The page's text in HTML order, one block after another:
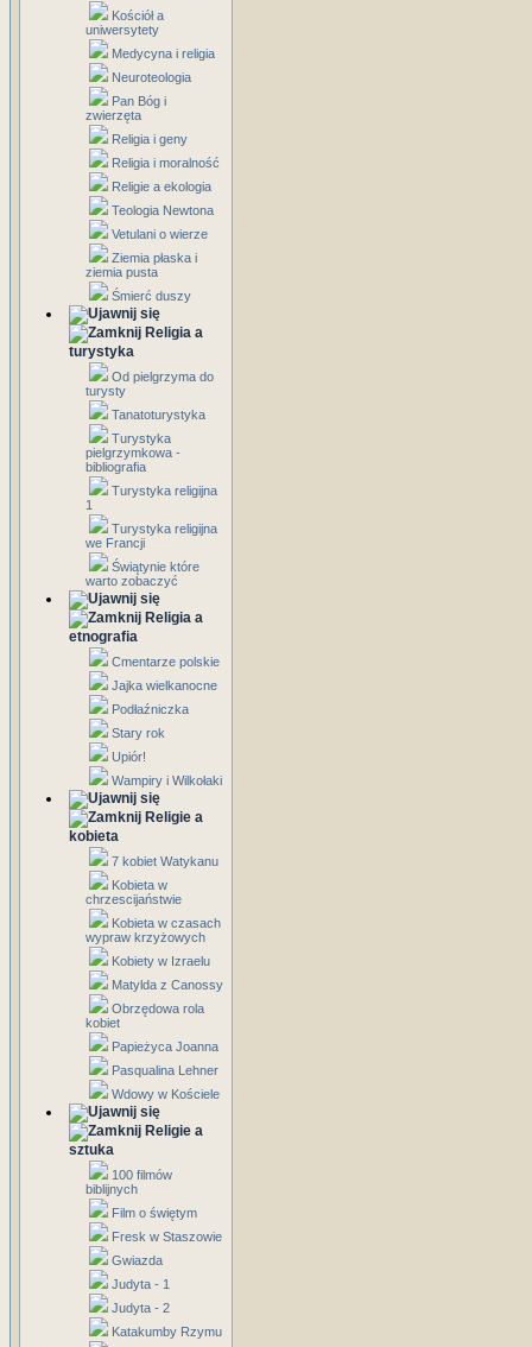
Kościół a
uniwersytety
Medycyna i religia
Neuroteologia
Pan Bóg i
zwierzęta
Religia i geny
Religia i moralność
Religie a ekologia
Teologia Newtona
Vetulani o wierze
Ziemia płaska i
ziemia pusta
Śmierć duszy
Religia a
turystyka
Od pielgrzyma do
turysty
Tanatoturystyka
Turystyka
pielgrzymkowa -
bibliografia
Turystyka religijna
1
Turystyka religijna
we Francji
Świątynie które
warto zobaczyć
Religia a
etnografia
Cmentarze polskie
Jajka wielkanocne
Podłaźniczka
Stary rok
Upiór!
Wampiry i Wilkołaki
Religie a
kobieta
7 kobiet Watykanu
Kobieta w
chrzescijaństwie
Kobieta w czasach
wypraw krzyżowych
Kobiety w Izraelu
Matylda z Canossy
Obrzędowa rola
kobiet
Papieżyca Joanna
Pasqualina Lehner
Wdowy w Kościele
Religie a
sztuka
100 filmów
biblijnych
Film o świętym
Fresk w Staszowie
Gwiazda
Judyta - 1
Judyta - 2
Katakumby Rzymu